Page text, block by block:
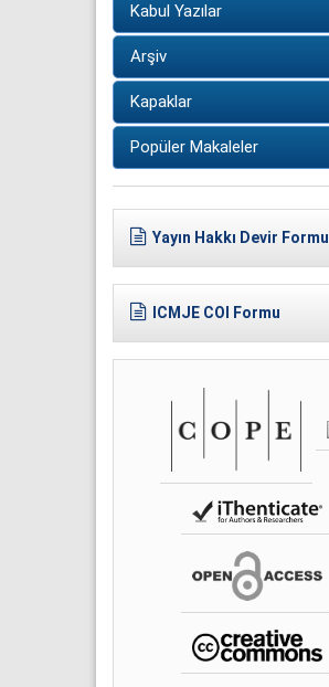
Kabul Yazılar
Arşiv
Kapaklar
Popüler Makaleler
Yayın Hakkı Devir Formu
ICMJE COI Formu